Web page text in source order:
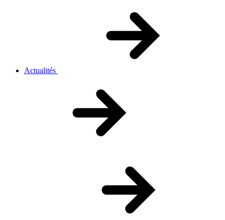
Actualités